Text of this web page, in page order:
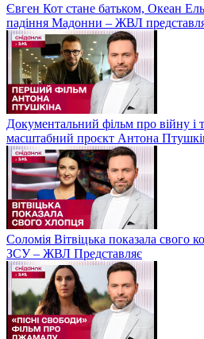
Євген Кот стане батьком, Океан
падіння Мадонни – ЖВЛ
Документальний фільм про війну і
масштабний проєкт Антона
Соломія Вітвіцька показала свого
ЗСУ – ЖВЛ Представляє